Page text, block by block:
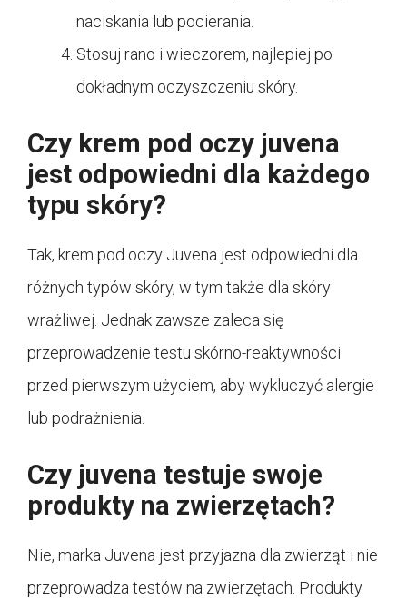
naciskania lub pocierania.
Stosuj rano i wieczorem, najlepiej po
dokładnym oczyszczeniu skóry.
Czy krem pod oczy juvena
jest odpowiedni dla każdego
typu skóry?
Tak, krem pod oczy Juvena jest odpowiedni dla
różnych typów skóry, w tym także dla skóry
wrażliwej. Jednak zawsze zaleca się
przeprowadzenie testu skórno-reaktywności
przed pierwszym użyciem, aby wykluczyć alergie
lub podrażnienia.
Czy juvena testuje swoje
produkty na zwierzętach?
Nie, marka Juvena jest przyjazna dla zwierząt i nie
przeprowadza testów na zwierzętach. Produkty